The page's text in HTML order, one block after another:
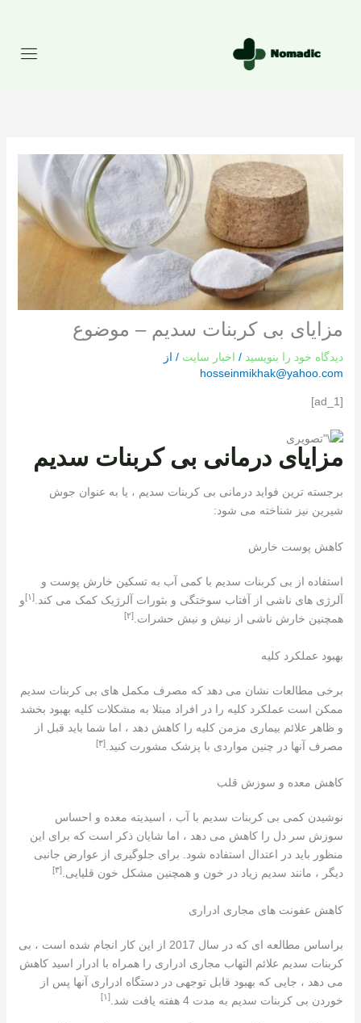
مزایای بی کربنات سدیم – موضوع
دیدگاه‌ خود را بنویسید / اخبار سایت / از
hosseinmikhak@yahoo.com
[ad_1]
مزایای درمانی بی کربنات سدیم
برجسته ترین فواید درمانی بی کربنات سدیم ، یا به عنوان جوش
شیرین نیز شناخته می شود:
کاهش پوست خارش
استفاده از بی کربنات سدیم با کمی آب به تسکین خارش پوست و
آلرژی های ناشی از آفتاب سوختگی و بثورات آلرژیک کمک می کند.[١]
و
همچنین خارش ناشی از نیش و نیش حشرات.[٢]
بهبود عملکرد کلیه
برخی مطالعات نشان می دهد که مصرف مکمل های بی کربنات سدیم
ممکن است عملکرد کلیه را در افراد مبتلا به مشکلات کلیه بهبود بخشد
و ظاهر علائم بیماری مزمن کلیه را کاهش دهد ، اما شما باید قبل از
مصرف آنها در چنین مواردی با پزشک مشورت کنید. [٣]
کاهش معده و سوزش قلب
نوشیدن کمی بی کربنات سدیم با آب ، اسیدیته معده و احساس
سوزش سر دل را کاهش می دهد ، اما شایان ذکر است که برای این
منظور باید در اعتدال استفاده شود. برای جلوگیری از عوارض جانبی
دیگر ، مانند سدیم زیاد در خون و همچنین مشکل خون قلیایی.[٣]
کاهش عفونت های مجاری ادراری
براساس مطالعه ای که در سال 2017 از این کار انجام شده است ، بی
کربنات سدیم علائم التهاب مجاری ادراری را همراه با ادرار اسید کاهش
می دهد ، جایی که بهبود قابل توجهی در دستگاه ادراری آنها پس از
خوردن بی کربنات سدیم به مدت 4 هفته یافت شد.
[١]